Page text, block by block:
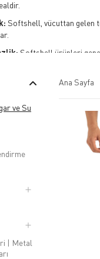
Softshell, vücuttan gelen
Softshell ürünleri
Alanları: Softshell
ürünleri,
Uygun:
Softshell
karşı koruma
ve Su
| Metal
Ana Sayfa